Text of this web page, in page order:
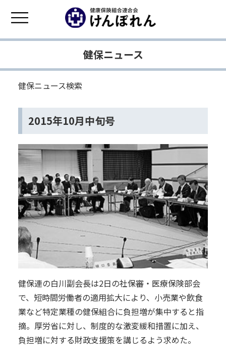
健保ニュース
健保ニュース検索
2015年10月中旬号
健保連の白川副会長は2日の社保審・医療保険部会
で、短時間労働者の適用拡大により、小売業や飲食
業など特定業種の健保組合に負担増が集中すると指
摘。厚労省に対し、制度的な激変緩和措置に加え、
負担増に対する財政支援策を講じるよう求めた。